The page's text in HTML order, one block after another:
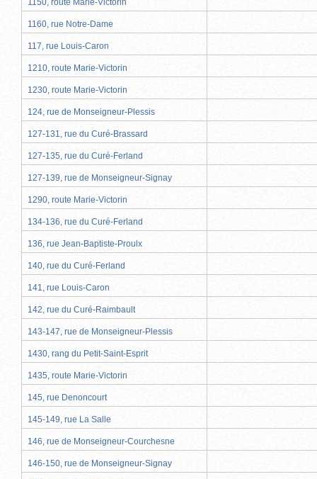
1160, rue Notre-Dame
117, rue Louis-Caron
1210, route Marie-Victorin
1230, route Marie-Victorin
124, rue de Monseigneur-Plessis
127-131, rue du Curé-Brassard
127-135, rue du Curé-Ferland
127-139, rue de Monseigneur-Signay
1290, route Marie-Victorin
134-136, rue du Curé-Ferland
136, rue Jean-Baptiste-Proulx
140, rue du Curé-Ferland
141, rue Louis-Caron
142, rue du Curé-Raimbault
143-147, rue de Monseigneur-Plessis
1430, rang du Petit-Saint-Esprit
1435, route Marie-Victorin
145, rue Denoncourt
145-149, rue La Salle
146, rue de Monseigneur-Courchesne
146-150, rue de Monseigneur-Signay